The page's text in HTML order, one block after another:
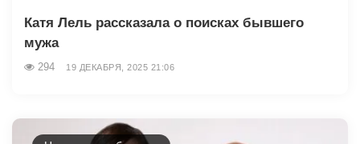
Катя Лель рассказала о поисках бывшего
мужа
294 19 ДЕКАБРЯ, 2025 21:06